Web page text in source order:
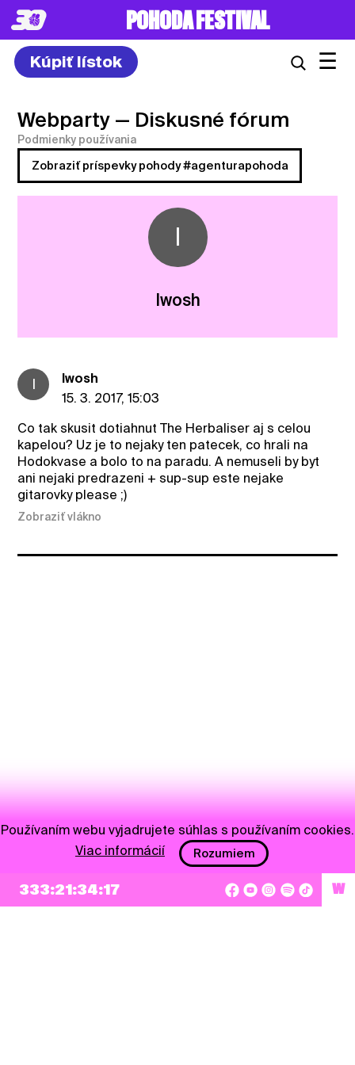
POHODA FESTIVAL
Kúpiť lístok ☰
Webparty — Diskusné fórum
Podmienky používania
Zobraziť príspevky pohody #agenturapohoda
Iwosh
I
Iwosh
15. 3. 2017, 15:03
Co tak skusit dotiahnut The Herbaliser aj s celou
kapelou? Uz je to nejaky ten patecek, co hrali na
Hodokvase a bolo to na paradu. A nemuseli by byt
ani nejaki predrazeni + sup-sup este nejake
gitarovky please ;)
Zobraziť vlákno
333:21:34:17 W
Používaním webu vyjadrujete súhlas s používaním cookies.
Viac informácií
Rozumiem